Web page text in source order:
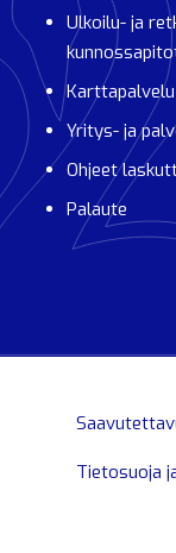
Ulkoilu- ja
Karttapalvelu
Yritys- ja
Ohjeet
Palaute
Tietosuoja